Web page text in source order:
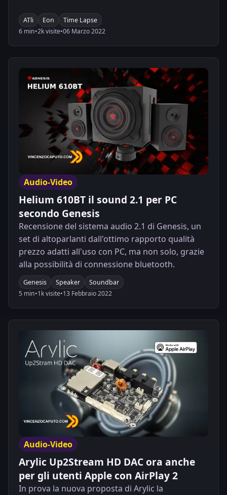
ATli Eon
Time Lapse
6 min•2k visite•06 Marzo 2022
Audio-Video
Helium 610BT il sound 2.1 per PC
secondo Genesis
Recensione del sistema audio 2.1 di Genesis, un
set di altoparlanti dall'ottimo rapporto qualità
prezzo adatti all'uso con PC, ma non solo, grazie
alla possibilità di connessione bluetooth.
Genesis Speaker
Soundbar
5 min•1k visite•13 Febbraio 2022
Audio-Video
Arylic Up2Stream HD DAC ora anche
per gli utenti Apple con AirPlay 2
In prova la nuova proposta di Arylic la